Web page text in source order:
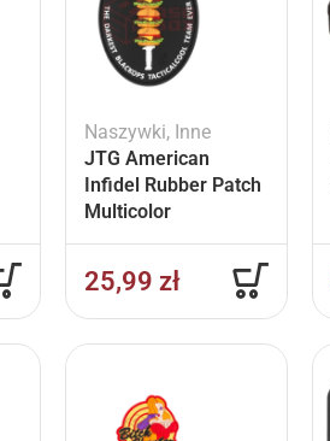
Naszywki, Inne
JTG American
Infidel Rubber Patch
Multicolor
25,99 zł